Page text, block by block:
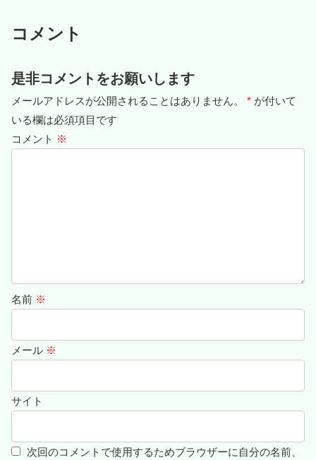
コメント
是非コメントをお願いします
メールアドレスが公開されることはありません。 * が付いて
いる欄は必須項目です
コメント ※
名前 ※
メール ※
サイト
次回のコメントで使用するためブラウザーに自分の名前、